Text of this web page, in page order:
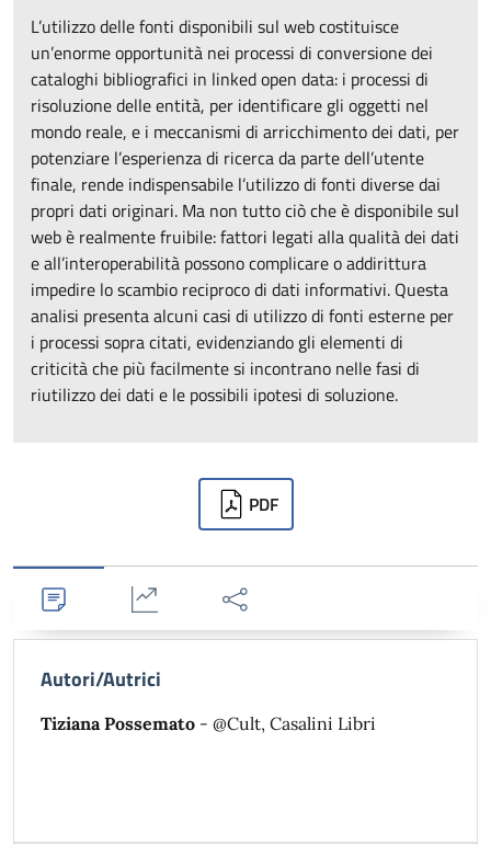
L’utilizzo delle fonti disponibili sul web costituisce
un’enorme opportunità nei processi di conversione dei
cataloghi bibliografici in linked open data: i processi di
risoluzione delle entità, per identificare gli oggetti nel
mondo reale, e i meccanismi di arricchimento dei dati, per
potenziare l’esperienza di ricerca da parte dell’utente
finale, rende indispensabile l’utilizzo di fonti diverse dai
propri dati originari. Ma non tutto ciò che è disponibile sul
web è realmente fruibile: fattori legati alla qualità dei dati
e all’interoperabilità possono complicare o addirittura
impedire lo scambio reciproco di dati informativi. Questa
analisi presenta alcuni casi di utilizzo di fonti esterne per
i processi sopra citati, evidenziando gli elementi di
criticità che più facilmente si incontrano nelle fasi di
riutilizzo dei dati e le possibili ipotesi di soluzione.
PDF
Dettagli Statistiche Condividi
Autori/Autrici
Tiziana Possemato - @Cult, Casalini Libri